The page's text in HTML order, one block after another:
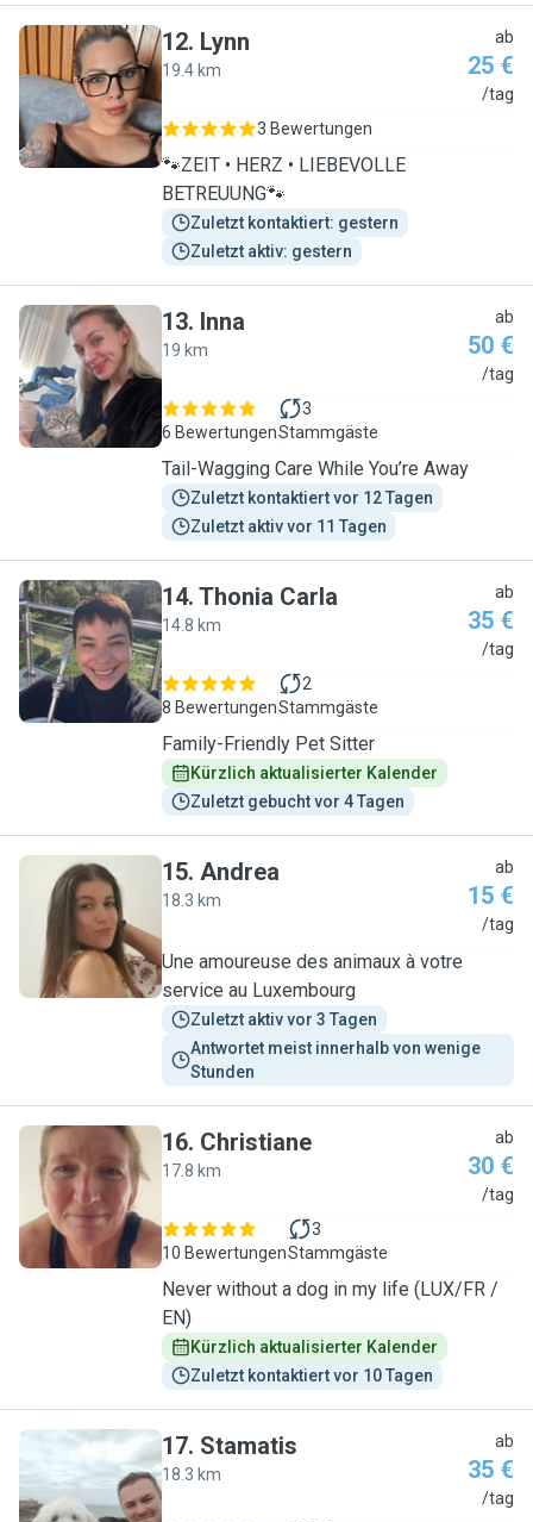
L
12. Lynn
19.4 km
ab
25 €
/tag
3 Bewertungen
🐾ZEIT • HERZ • LIEBEVOLLE
BETREUUNG🐾
Zuletzt kontaktiert: gestern
Zuletzt aktiv: gestern
I
13. Inna
19 km
ab
50 €
/tag
6 Bewertungen
3
Stammgäste
Tail-Wagging Care While You’re Away
Zuletzt kontaktiert vor 12 Tagen
Zuletzt aktiv vor 11 Tagen
T
14. Thonia Carla
14.8 km
ab
35 €
/tag
8 Bewertungen
2
Stammgäste
Family-Friendly Pet Sitter
Kürzlich aktualisierter Kalender
Zuletzt gebucht vor 4 Tagen
A
15. Andrea
18.3 km
ab
15 €
/tag
Une amoureuse des animaux à votre
service au Luxembourg
Zuletzt aktiv vor 3 Tagen
Antwortet meist innerhalb von wenige
Stunden
C
16. Christiane
17.8 km
ab
30 €
/tag
10 Bewertungen
3
Stammgäste
Never without a dog in my life (LUX/FR /
EN)
Kürzlich aktualisierter Kalender
Zuletzt kontaktiert vor 10 Tagen
S
17. Stamatis
18.3 km
ab
35 €
/tag